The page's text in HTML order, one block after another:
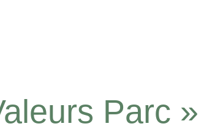
Parc »